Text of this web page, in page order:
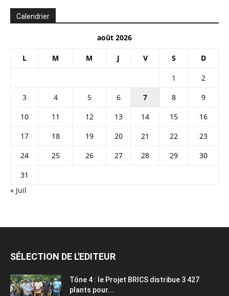
Calendrier
août 2026
L M M J V S D
1
2
3
4 5 6 7 8
9
10
11 12 13 14 15
16
17
18 19 20 21 22
23
24
25 26 27 28 29
30
31
« Juil
SÉLECTION DE L'EDITEUR
Tône 4 : le Projet BRICS distribue 3 427
plants pour...